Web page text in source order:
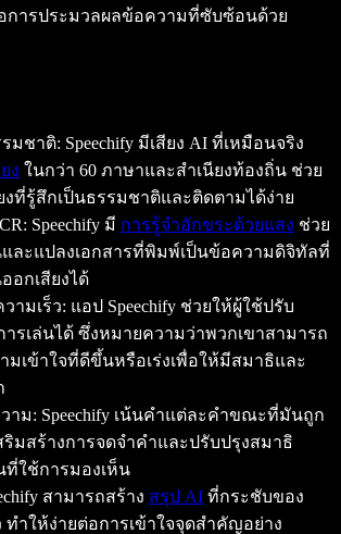
การประมวลผลข้อความที่ซับซ้อนด้วย
มชาติ: Speechify มีเสียง AI ที่เหมือนจริง
ง ในกว่า 60 ภาษาและสำเนียงท้องถิ่น ช่วย
งที่รู้สึกเป็นธรรมชาติและติดตามได้ง่าย
Speechify มี การรู้จำอักขระด้วยแสง ช่วย
ละแปลงเอกสารที่พิมพ์เป็นข้อความดิจิทัลที่
อกเสียงได้
ามเร็ว: แอป Speechify ช่วยให้ผู้ใช้ปรับ
ารเล่นได้ ซึ่งหมายความว่าพวกเขาสามารถ
มเข้าใจที่ดีขึ้นหรือเร่งเพื่อให้มีสมาธิและ
าม: Speechify เน้นคำแต่ละคำขณะที่มันถูก
มสร้างการจดจำคำและปรับปรุงสมาธิ
ที่ใช้การมองเห็น
สามารถสร้าง สรุป AI ที่กระชับของ
ำให้ง่ายต่อการเข้าใจจุดสำคัญอย่าง